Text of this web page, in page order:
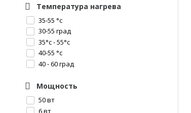
Температура нагрева
35-55 °с
30-55 град
35°с - 55°с
40-55 °с
40 - 60 град
Мощность
50 вт
6 вт